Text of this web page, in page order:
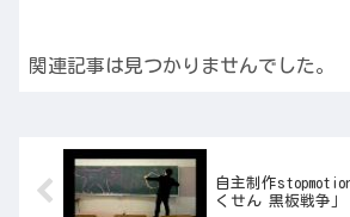
関連記事は見つかりませんでした。
自主制作
くせん 黒板戦争」